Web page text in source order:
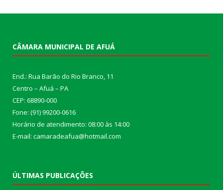
CÂMARA MUNICIPAL DE AFUÁ
End.: Rua Barão do Rio Branco, 11
Centro – Afuá – PA
CEP: 68890-000
Fone: (91) 99200-0616
Horário de atendimento: 08:00 às 14:00
E-mail: camaradeafua@hotmail.com
ÚLTIMAS PUBLICAÇÕES